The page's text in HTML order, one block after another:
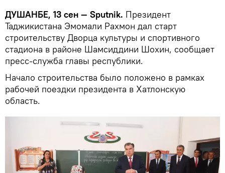
ДУШАНБЕ, 13 сен — Sputnik. Президент
Таджикистана Эмомали Рахмон дал старт
строительству Дворца культуры и спортивного
стадиона в районе Шамсиддини Шохин, сообщает
пресс-служба главы республики.
Начало строительства было положено в рамках
рабочей поездки президента в Хатлонскую
область.